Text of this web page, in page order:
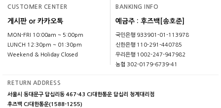
CUSTOMER CENTER
게시판 or 카카오톡
MON-FRI 10:00am ~ 5:00pm
LUNCH 12:30pm ~ 01:30pm
Weekend & Holiday Closed
BANKING INFO
예금주 : 후즈백[송호준]
국민은행 933901-01-113978
신한은행 110-291-440785
우리은행 1002-247-947982
농협 302-0179-6739-41
RETURN ADDRESS
서울시 동대문구 답십리동 467-43 CJ대한통운 답십리 청계대리점
후즈백 CJ대한통운(1588-1255)